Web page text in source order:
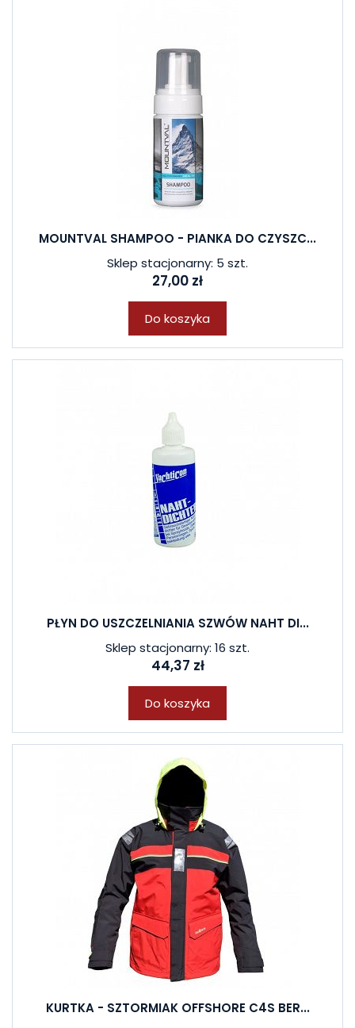
MOUNTVAL SHAMPOO - PIANKA DO CZYSZC...
Sklep stacjonarny: 5 szt.
27,00 zł
Do koszyka
PŁYN DO USZCZELNIANIA SZWÓW NAHT DI...
Sklep stacjonarny: 16 szt.
44,37 zł
Do koszyka
KURTKA - SZTORMIAK OFFSHORE C4S BER...